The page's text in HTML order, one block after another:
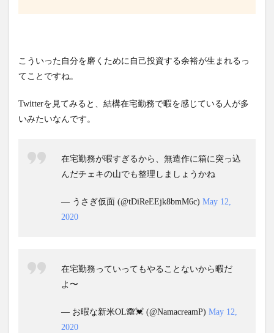
こういった自分を磨くために自己投資する余裕が生まれるっ
てことですね。
Twitterを見てみると、結構在宅勤務で暇を感じている人が多
いみたいなんです。
在宅勤務が暇すぎるから、無造作に箱に突っ込
んだチェキの山でも整理しましょうかね
— うさぎ仮面 (@tDiReEEjk8bmM6c) May 12,
2020
在宅勤務っていってもやることないから暇だ
よ〜
— お暇な新米OL🙈💓 (@NamacreamP) May 12,
2020